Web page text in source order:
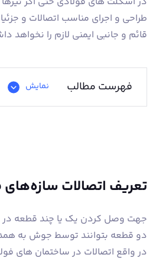
طراحی و اجرای مناسب اتصالات و
قائم و جانبی ایمنی لازم را نخواهد
فهرست مطالب نمایش
تعریف اتصالات سازه‌های
جهت وصل کردن یک یا چند قطعه در
دو قطعه بتوانند توسط جوش به
در واقع اتصالات در ساختمان های